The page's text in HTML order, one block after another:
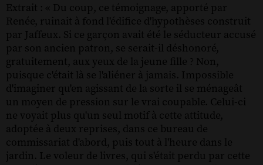
Extrait : « Du coup, ce témoignage, apporté par
Renée, ruinait à fond l'édifice d'hypothèses construit
par Jaffeux. Si ce garçon avait été le séducteur accusé
par son ancien patron, se serait-il déshonoré,
gratuitement, aux yeux de la jeune fille ? Non,
puisque c'était là se l'aliéner à jamais. Impossible
d'imaginer qu'en agissant de la sorte il se ménageât
un moyen de pression sur le vrai coupable. Celui-ci
ne voyait plus qu'un seul motif à cette attitude,
adoptée à deux reprises, dans ce bureau de
commissariat d'abord, puis tout à l'heure dans le
jardin. Le voleur de livres, qui s'était perdu par cette